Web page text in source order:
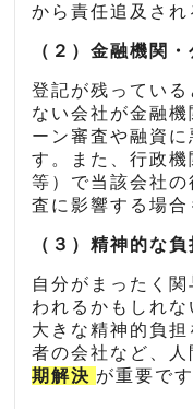
から責任追及され
（２）金融機関
登記が残ってい
ない会社が金融
ーン審査や融資
す。また、行政
等）で当該会社
査に影響する場合
（３）精神的な負
自分がまったく
われるかもしれ
大きな精神的負
者の会社など、人
期解決 が重要です